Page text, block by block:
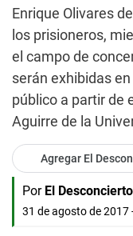
Enrique Olivares
los prisioneros,
el campo de
serán exhibidas
público a partir de
Aguirre de la
Agregar El
Por El Desconcierto
31 de agosto de 2017